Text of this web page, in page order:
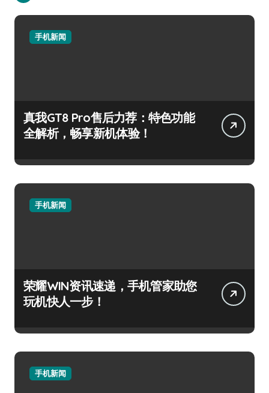
手机新闻
真我GT8 Pro售后力荐：特色功能
全解析，畅享新机体验！
手机新闻
荣耀WIN资讯速递，手机管家助您
玩机快人一步！
手机新闻